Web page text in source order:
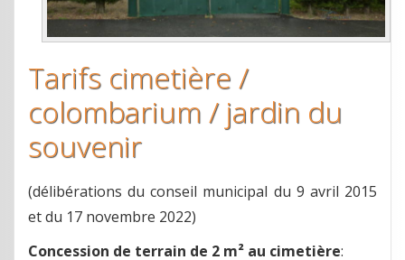
Tarifs cimetière /
colombarium / jardin du
souvenir
(délibérations du conseil municipal du 9 avril 2015
et du 17 novembre 2022)
Concession de terrain de 2 m² au cimetière: